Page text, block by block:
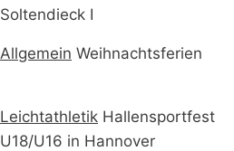
Soltendieck I
Allgemein Weihnachtsferien
Leichtathletik Hallensportfest
U18/U16 in Hannover